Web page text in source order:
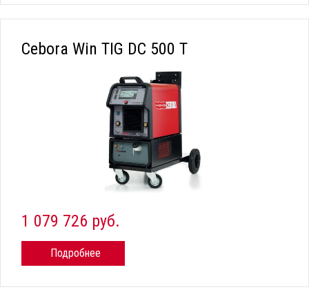
Cebora Win TIG DC 500 T
1 079 726 руб.
Подробнее